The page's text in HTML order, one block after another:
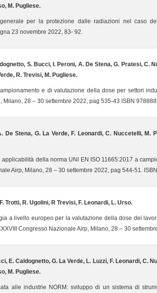
M. Pugliese.
per la protezione dalle radiazioni nel caso
23 novembre 2022, 83- 92.
S. Bucci, I. Peroni, A. De Stena, G. Pratesi, C.
R. Trevisi, M. Pugliese.
e di valutazione della dose per settori
Milano, 28 – 30 settembre 2022, pag 535-43 ISBN
De Stena, G. La Verde, F. Leonardi, C. Nuccetelli, M.
della norma UNI EN ISO 11665:2017 a
Airp, Milano, 28 – 30 settembre 2022, pag 544-51.
Trotti, R. Ugolini, R Trevisi, F. Leonardi, L. Urso.
a livello europeo per la valutazione della dose dei
Congresso Nazionale Airp, Milano, 28 – 30
E. Caldognetto, G. La Verde, L. Luzzi, F. Leonardi, C.
M. Pugliese.
alle industrie NORM: sviluppo di un sistema di